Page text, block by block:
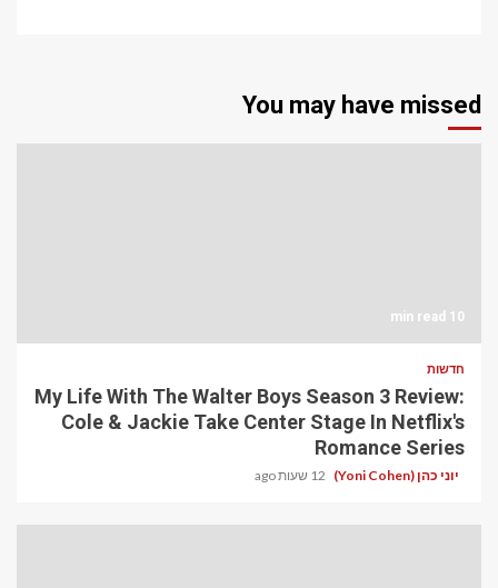
You may have missed
10 min read
חדשות
My Life With The Walter Boys Season 3 Review:
Cole & Jackie Take Center Stage In Netflix's
Romance Series
יוני כהן (Yoni Cohen) 12 שעות ago